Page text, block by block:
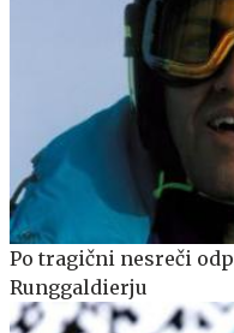
Po tragični nesreči
Runggaldierju